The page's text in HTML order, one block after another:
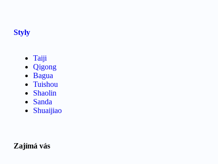
Styly
Taiji
Qigong
Bagua
Tuishou
Shaolin
Sanda
Shuaijiao
Zajímá vás